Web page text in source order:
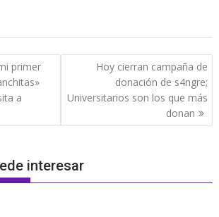
primer
a
Hoy cierran campaña de
donación de s4ngre;
Universitarios son los que más
donan
interesar